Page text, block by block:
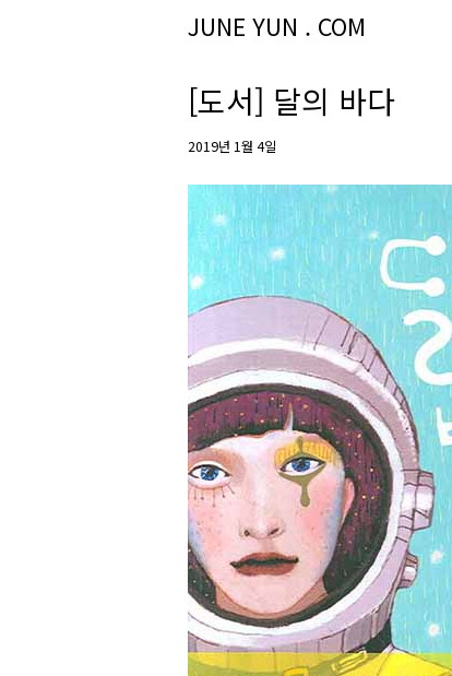
JUNE YUN . COM
[도서] 달의 바다
2019년 1월 4일